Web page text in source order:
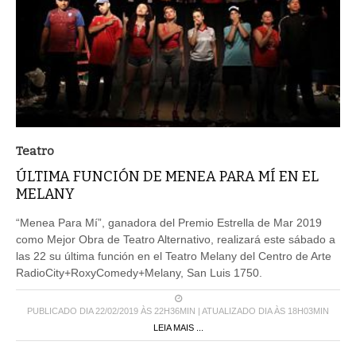
Teatro
ÚLTIMA FUNCIÓN DE MENEA PARA MÍ EN EL
MELANY
“Menea Para Mí”, ganadora del Premio Estrella de Mar 2019
como Mejor Obra de Teatro Alternativo, realizará este sábado a
las 22 su última función en el Teatro Melany del Centro de Arte
RadioCity+RoxyComedy+Melany, San Luis 1750.
PUBLICADO DIA 22/02/2019 ÀS 22H36MIN | ATUALIZADO DIA ÀS 18H03MIN
LEIA MAIS ...